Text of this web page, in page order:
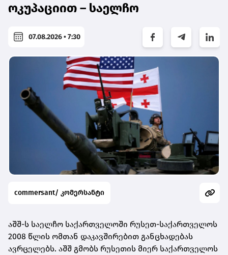
ოკუპაციით – საელჩო
07.08.2026 • 7:30
commersant/ კომერსანტი
აშშ-ს საელჩო საქართველოში რუსეთ-საქართველოს
2008 წლის ომთან დაკავშირებით განცხადებას
ავრცელებს. აშშ გმობს რუსეთის მიერ საქართველოს